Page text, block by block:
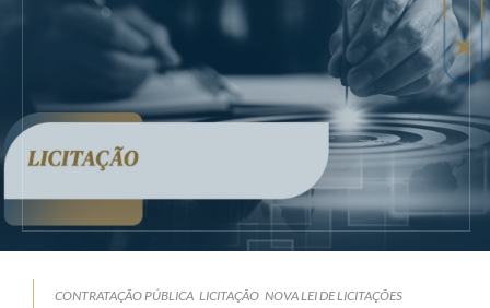
CONTRATAÇÃO PÚBLICA LICITAÇÃO NOVA LEI DE LICITAÇÕES